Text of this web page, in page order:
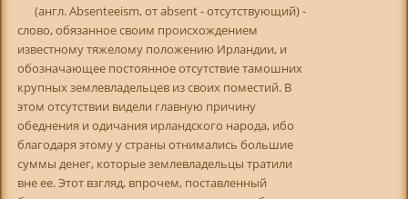
(англ. Absenteeism, от absent - отсутствующий) -
слово, обязанное своим происхождением
известному тяжелому положению Ирландии, и
обозначающее постоянное отсутствие тамошних
крупных землевладельцев из своих поместий. В
этом отсутствии видели главную причину
обеднения и одичания ирландского народа, ибо
благодаря этому у страны отнимались большие
суммы денег, которые землевладельцы тратили
вне ее. Этот взгляд, впрочем, поставленный